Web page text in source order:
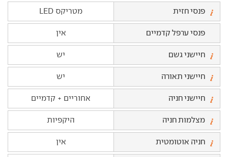
פנסי חזית מטריקס LED
פנסי ערפל קדמיים אין
חיישני גשם יש
חיישני תאורה יש
חיישני חניה אחוריים + קדמיים
מצלמות חניה היקפיות
חניה אוטומטית אין